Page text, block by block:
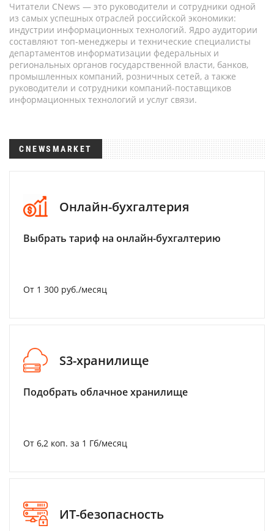
Читатели CNews — это руководители и сотрудники одной
из самых успешных отраслей российской экономики:
индустрии информационных технологий. Ядро аудитории
составляют топ-менеджеры и технические специалисты
департаментов информатизации федеральных и
региональных органов государственной власти, банков,
промышленных компаний, розничных сетей, а также
руководители и сотрудники компаний-поставщиков
информационных технологий и услуг связи.
CNEWSMARKET
Онлайн-бухгалтерия
Выбрать тариф на онлайн-бухгалтерию
От 1 300 руб./месяц
S3-хранилище
Подобрать облачное хранилище
От 6,2 коп. за 1 Гб/месяц
ИТ-безопасность